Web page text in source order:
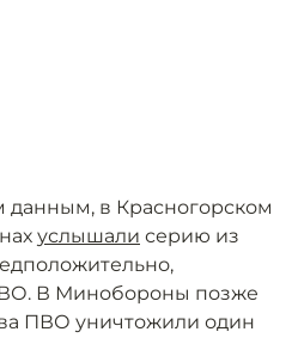
в Красногорском
услышали серию из
В Минобороны позже
ПВО уничтожили один